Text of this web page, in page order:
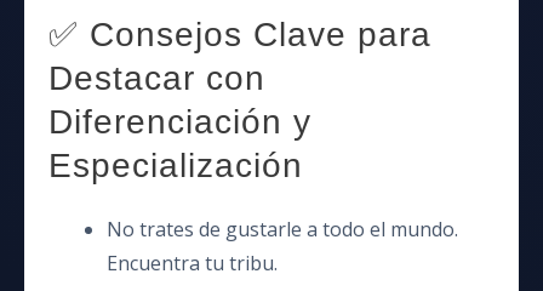
✅ Consejos Clave para
Destacar con
Diferenciación y
Especialización
No trates de gustarle a todo el mundo.
Encuentra tu tribu.